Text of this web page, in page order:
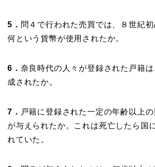
5． 問 ４で行われた売買では、８世紀
何という貨幣が使用されたか。
6． 奈良時代の人々が登録された戸籍
成されたか。
7． 戸籍に登録された一定の年齢以上
が与えられたか。これは死亡したら国
れていた。